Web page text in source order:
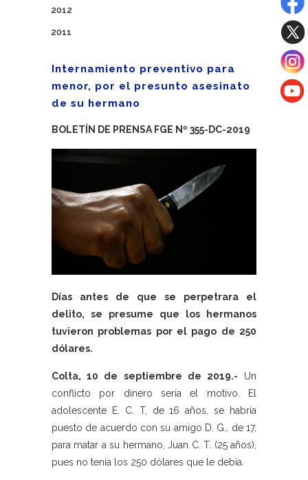
2012
2011
Internamiento preventivo para
menor, por el presunto asesinato
de su hermano
BOLETÍN DE PRENSA FGE Nº 355-DC-2019
Días antes de que se perpetrara el
delito, se presume que los hermanos
tuvieron problemas por el pago de 250
dólares.
Colta, 10 de septiembre de 2019.- Un
conflicto por dinero sería el motivo. El
adolescente E. C. T, de 16 años, se habría
puesto de acuerdo con su amigo D. G., de 17,
para matar a su hermano, Juan C. T. (25 años),
pues no tenía los 250 dólares que le debía.